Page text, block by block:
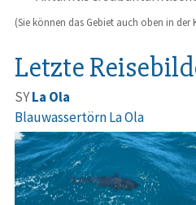
(Sie können das Gebiet auch oben in der
Letzte
SYLa Ola
Blauwassertörn La Ola